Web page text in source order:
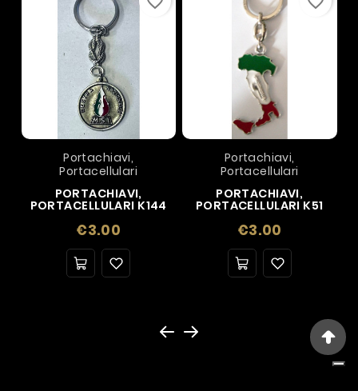
Portachiavi,
Portacellulari
PORTACHIAVI,
PORTACELLULARI K144
€3.00
Portachiavi,
Portacellulari
PORTACHIAVI,
PORTACELLULARI K51
€3.00